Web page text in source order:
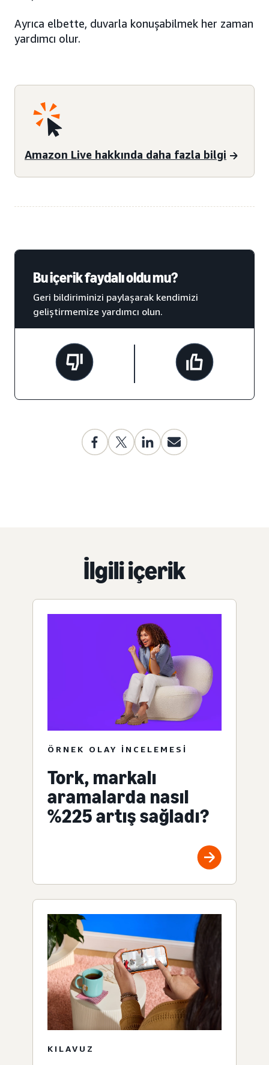
Ayrıca elbette, duvarla konuşabilmek her zaman
yardımcı olur.
Amazon Live hakkında daha fazla bilgi
Bu içerik faydalı oldu mu?
Geri bildiriminizi paylaşarak kendimizi
geliştirmemize yardımcı olun.
İlgili içerik
ÖRNEK OLAY INCELEMESI
Tork, markalı
aramalarda nasıl
%225 artış sağladı?
KILAVUZ